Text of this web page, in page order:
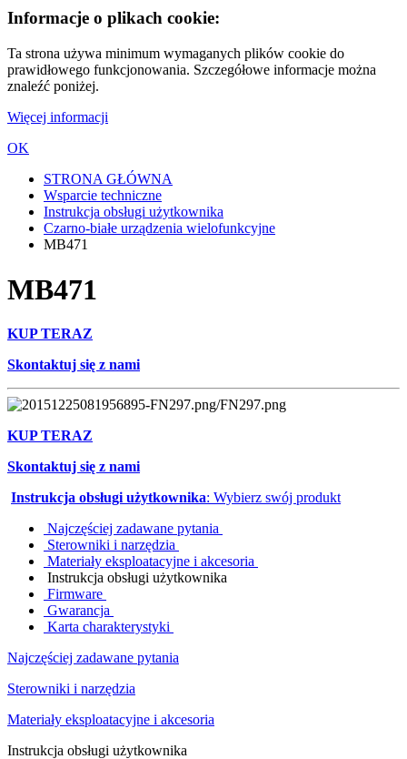
Informacje o plikach cookie:
Ta strona używa minimum wymaganych plików cookie do
prawidłowego funkcjonowania. Szczegółowe informacje można
znaleźć poniżej.
Więcej informacji
OK
STRONA GŁÓWNA
Wsparcie techniczne
Instrukcja obsługi użytkownika
Czarno-białe urządzenia wielofunkcyjne
MB471
MB471
KUP TERAZ
Skontaktuj się z nami
KUP TERAZ
Skontaktuj się z nami
Instrukcja obsługi użytkownika: Wybierz swój produkt
Najczęściej zadawane pytania
Sterowniki i narzędzia
Materiały eksploatacyjne i akcesoria
Instrukcja obsługi użytkownika
Firmware
Gwarancja
Karta charakterystyki
Najczęściej zadawane pytania
Sterowniki i narzędzia
Materiały eksploatacyjne i akcesoria
Instrukcja obsługi użytkownika